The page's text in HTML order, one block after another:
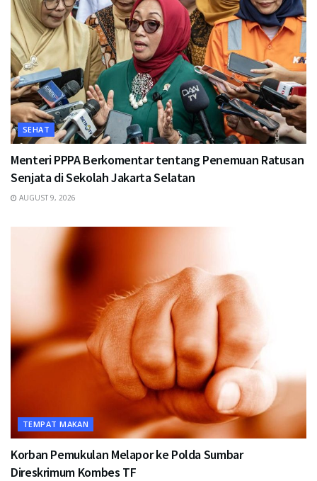
SEHAT
Menteri PPPA Berkomentar tentang Penemuan Ratusan
Senjata di Sekolah Jakarta Selatan
AUGUST 9, 2026
TEMPAT MAKAN
Korban Pemukulan Melapor ke Polda Sumbar
Direskrimum Kombes TF